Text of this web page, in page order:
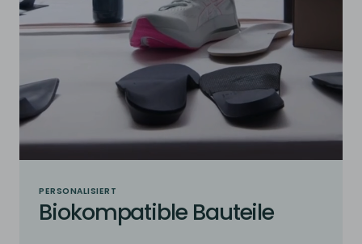
PERSONALISIERT
Biokompatible Bauteile